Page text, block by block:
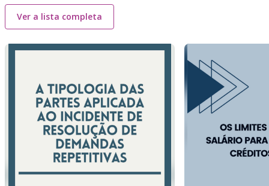
Ver a lista completa